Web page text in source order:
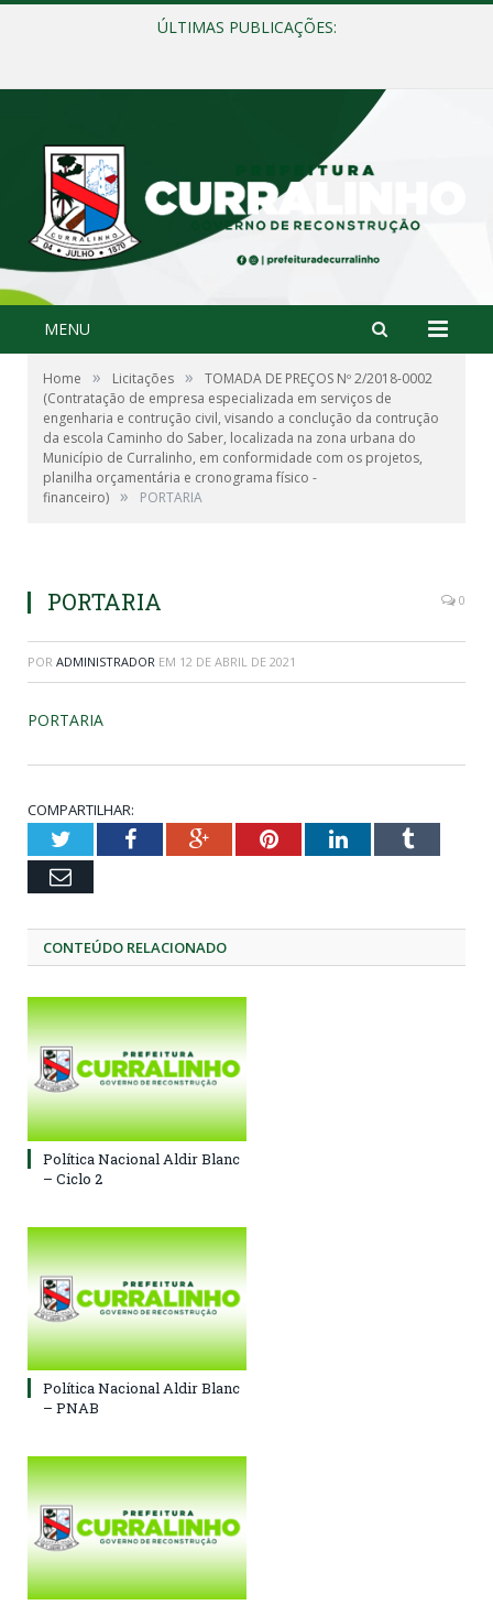
ÚLTIMAS PUBLICAÇÕES:
MENU
Home » Licitações »
TOMADA DE PREÇOS Nº 2/2018-0002
(Contratação de empresa especializada em serviços de
engenharia e contrução civil, visando a conclução da contrução
da escola Caminho do Saber, localizada na zona urbana do
Município de Curralinho, em conformidade com os projetos,
planilha orçamentária e cronograma físico -
financeiro) » PORTARIA
PORTARIA 0
POR ADMINISTRADOR EM 12 DE ABRIL DE 2021
PORTARIA
COMPARTILHAR:
TwitterFacebookGoogle+PinterestLinkedInTumblr
Email
CONTEÚDO RELACIONADO
Política Nacional Aldir Blanc
– Ciclo 2
Política Nacional Aldir Blanc
– PNAB